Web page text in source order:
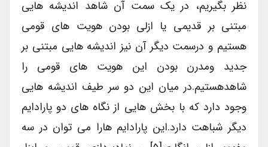
نظر بگیریم، در یک سمت آن شاهد اندیشه هایی
مبتنی بر قدیمی یا ازلی بودن هویت های قومی
هستیم و درسمت دیگر آن نیز اندیشه هایی مبتنی بر
جدید ومدرن بودن این هویت های قومی را
شاهدهستیم.در میان این دو سر طیف اندیشه هایی
وجود دارد که با بخش هایی از نگاه های دو پارادایم
دیگر شباهت دارد.این پارادایم هارا می توان در سه